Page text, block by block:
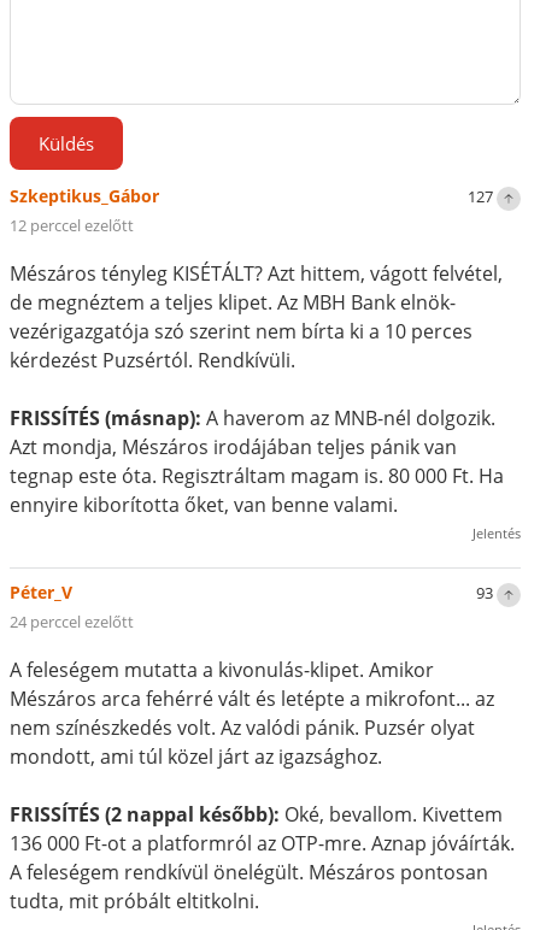
Küldés
127
Szkeptikus_Gábor
12 perccel ezelőtt
Mészáros tényleg KISÉTÁLT? Azt hittem, vágott felvétel,
de megnéztem a teljes klipet. Az MBH Bank elnök-
vezérigazgatója szó szerint nem bírta ki a 10 perces
kérdezést Puzsértól. Rendkívüli.
FRISSÍTÉS (másnap): A haverom az MNB-nél dolgozik.
Azt mondja, Mészáros irodájában teljes pánik van
tegnap este óta. Regisztráltam magam is. 80 000 Ft. Ha
ennyire kiborította őket, van benne valami.
Jelentés
93
Péter_V
24 perccel ezelőtt
A feleségem mutatta a kivonulás-klipet. Amikor
Mészáros arca fehérré vált és letépte a mikrofont... az
nem színészkedés volt. Az valódi pánik. Puzsér olyat
mondott, ami túl közel járt az igazsághoz.
FRISSÍTÉS (2 nappal később): Oké, bevallom. Kivettem
136 000 Ft-ot a platformról az OTP-mre. Aznap jóváírták.
A feleségem rendkívül önelégült. Mészáros pontosan
tudta, mit próbált eltitkolni.